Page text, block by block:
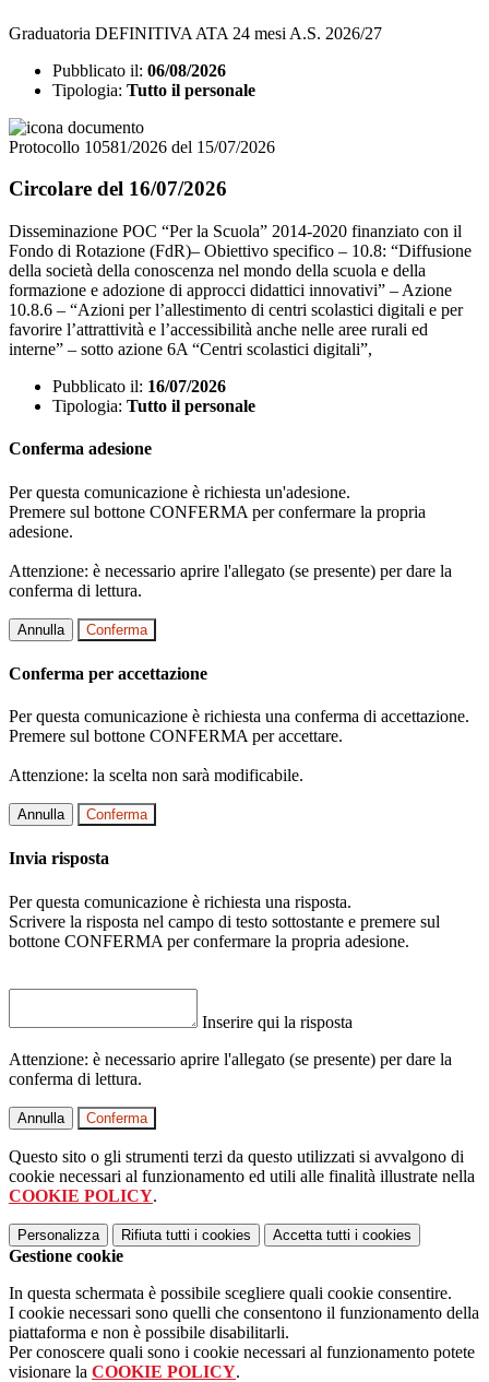
Graduatoria DEFINITIVA ATA 24 mesi A.S. 2026/27
Pubblicato il: 06/08/2026
Tipologia: Tutto il personale
Protocollo 10581/2026 del 15/07/2026
Circolare del 16/07/2026
Disseminazione POC “Per la Scuola” 2014-2020 finanziato con il
Fondo di Rotazione (FdR)– Obiettivo specifico – 10.8: “Diffusione
della società della conoscenza nel mondo della scuola e della
formazione e adozione di approcci didattici innovativi” – Azione
10.8.6 – “Azioni per l’allestimento di centri scolastici digitali e per
favorire l’attrattività e l’accessibilità anche nelle aree rurali ed
interne” – sotto azione 6A “Centri scolastici digitali”,
Pubblicato il: 16/07/2026
Tipologia: Tutto il personale
Conferma adesione
Per questa comunicazione è richiesta un'adesione.
Premere sul bottone CONFERMA per confermare la propria
adesione.
Attenzione: è necessario aprire l'allegato (se presente) per dare la
conferma di lettura.
Annulla Conferma
Conferma per accettazione
Per questa comunicazione è richiesta una conferma di accettazione.
Premere sul bottone CONFERMA per accettare.
Attenzione: la scelta non sarà modificabile.
Annulla Conferma
Invia risposta
Per questa comunicazione è richiesta una risposta.
Scrivere la risposta nel campo di testo sottostante e premere sul
bottone CONFERMA per confermare la propria adesione.
Inserire qui la risposta
Attenzione: è necessario aprire l'allegato (se presente) per dare la
conferma di lettura.
Annulla Conferma
Questo sito o gli strumenti terzi da questo utilizzati si avvalgono di
cookie necessari al funzionamento ed utili alle finalità illustrate nella
COOKIE POLICY.
Personalizza Rifiuta tutti i cookies Accetta tutti i cookies
Gestione cookie
In questa schermata è possibile scegliere quali cookie consentire.
I cookie necessari sono quelli che consentono il funzionamento della
piattaforma e non è possibile disabilitarli.
Per conoscere quali sono i cookie necessari al funzionamento potete
visionare la COOKIE POLICY.